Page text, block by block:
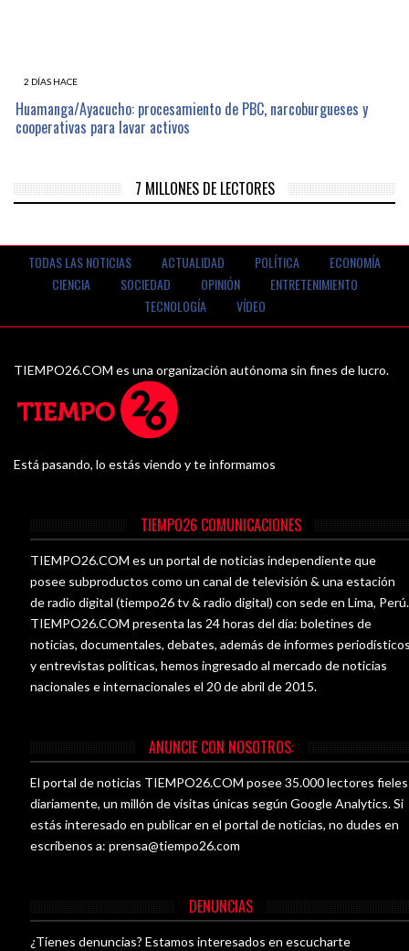
2 DÍAS HACE
Huamanga/Ayacucho: procesamiento de PBC, narcoburgueses y
cooperativas para lavar activos
7 MILLONES DE LECTORES
TODAS LAS NOTICIAS ACTUALIDAD POLÍTICA
ECONOMÍA
CIENCIA
SOCIEDAD OPINIÓN
ENTRETENIMIENTO
TECNOLOGÍA
VÍDEO
TIEMPO26.COM es una organización autónoma sin fines de lucro.
Está pasando, lo estás viendo y te informamos
TIEMPO26 COMUNICACIONES
TIEMPO26.COM es un portal de noticias independiente que
posee subproductos como un canal de televisión & una estación
de radio digital (tiempo26 tv & radio digital) con sede en Lima, Perú.
TIEMPO26.COM presenta las 24 horas del día: boletines de
noticias, documentales, debates, además de informes
y entrevistas políticas, hemos ingresado al mercado de noticias
nacionales e internacionales el 20 de abril de 2015.
ANUNCIE CON NOSOTROS:
El portal de noticias TIEMPO26.COM posee 35.000 lectores fieles
diariamente, un millón de visitas únicas según Google Analytics. Si
estás interesado en publicar en el portal de noticias, no dudes en
escríbenos a:prensa@tiempo26.com
DENUNCIAS
¿Tienes denuncias? Estamos interesados en escucharte